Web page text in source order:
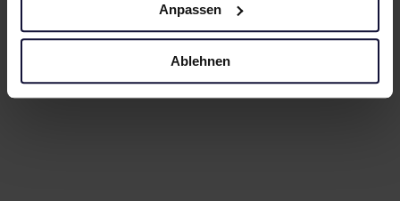
Anpassen
Ablehnen